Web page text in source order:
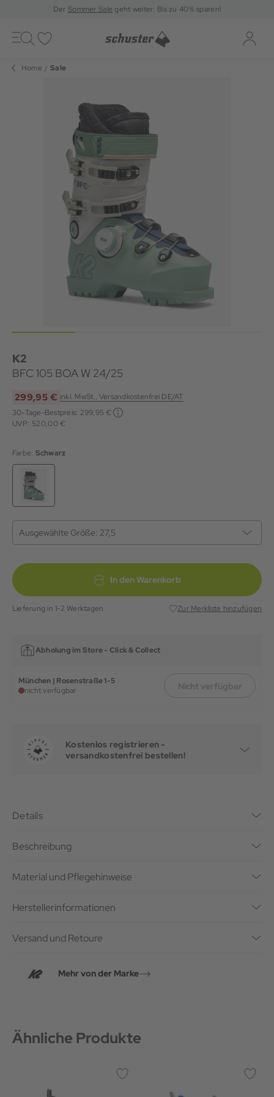
DerSommer Sale geht weiter: Bis zu 40% sparen!
Toggle
navigation
Home Sale
K2
BFC 105 BOA W 24/25
299,95 € inkl. MwSt., Versandkostenfrei DE/AT
30-Tage-Bestpreis: 299,95 €
UVP: 520,00 €
Farbe: Schwarz
Ausgewählte Größe: 27,5
In den Warenkorb
Lieferung in 1-2 Werktagen Zur Merkliste hinzufügen
Abholung im Store - Click & Collect
München | Rosenstraße 1-5
nicht verfügbar
Kostenlos registrieren -
versandkostenfrei bestellen!
Details
Beschreibung
Material und Pflegehinweise
Herstellerinformationen
Versand und Retoure
Mehr von der Marke
Ähnliche Produkte